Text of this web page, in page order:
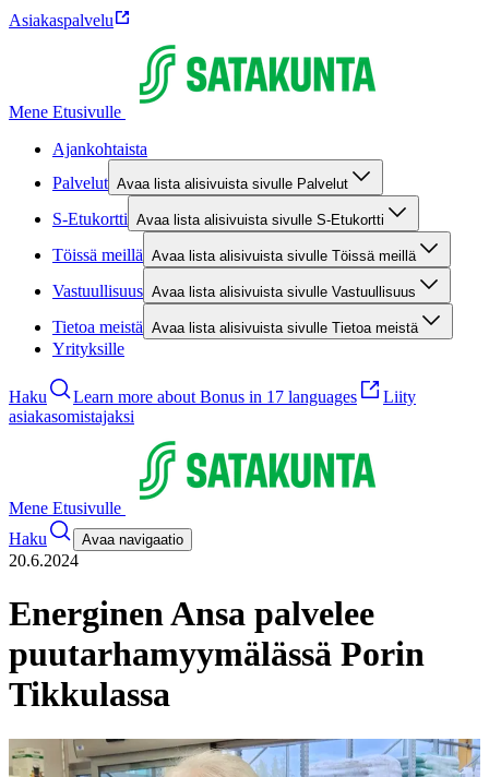
Asiakaspalvelu
Mene Etusivulle
Ajankohtaista
Palvelut Avaa lista alisivuista sivulle Palvelut
S-Etukortti Avaa lista alisivuista sivulle S-Etukortti
Töissä meillä Avaa lista alisivuista sivulle Töissä meillä
Vastuullisuus Avaa lista alisivuista sivulle Vastuullisuus
Tietoa meistä Avaa lista alisivuista sivulle Tietoa meistä
Yrityksille
Haku Learn more about Bonus in 17 languages
Liity
asiakasomistajaksi
Mene Etusivulle
Haku
Avaa navigaatio
20.6.2024
Energinen Ansa palvelee
puutarhamyymälässä Porin
Tikkulassa